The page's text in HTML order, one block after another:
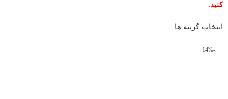
کنید.
انتخاب گزینه ها
-14%